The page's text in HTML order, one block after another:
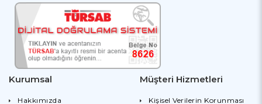
Kurumsal
Hakkımızda
Müşteri Hizmetleri
Kişisel Verilerin Korunması